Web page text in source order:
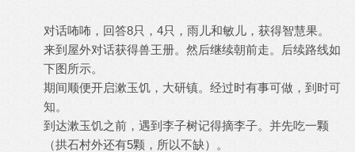
对话咘咘，回答8只，4只，雨儿和敏儿，获得智慧果。
来到屋外对话获得兽王册。然后继续朝前走。后续路线如
下图所示。
期间顺便开启漱玉饥，大研镇。经过时有事可做，到时可
知。
到达漱玉饥之前，遇到李子树记得摘李子。并先吃一颗
（拱石村外还有5颗，所以不缺）。